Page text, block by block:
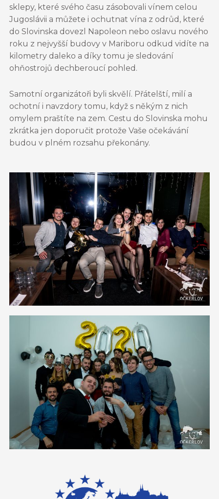
sklepy, které svého času zásobovali vínem celou
Jugoslávii a můžete i ochutnat vína z odrůd, které
do Slovinska dovezl Napoleon nebo oslavu nového
roku z nejvyšší budovy v Mariboru odkud vidíte na
kilometry daleko a díky tomu je sledování
ohňostrojů dechberoucí pohled.
Samotní organizátoři byli skvělí. Přátelští, milí a
ochotní i navzdory tomu, když s někým z nich
omylem praštíte na zem. Cestu do Slovinska mohu
zkrátka jen doporučit protože Vaše očekávání
budou v plném rozsahu překonány.